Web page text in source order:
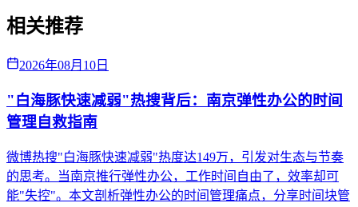
相关推荐
2026年08月10日
"白海豚快速减弱"热搜背后：南京弹性办公的时间
管理自救指南
微博热搜"白海豚快速减弱"热度达149万，引发对生态与节奏
的思考。当南京推行弹性办公，工作时间自由了，效率却可
能"失控"。本文剖析弹性办公的时间管理痛点，分享时间块管